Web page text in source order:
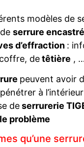
modèles de
serrure
d’effraction :
detêtière ,
peuvent avoir
à
deserrurerie
problème
qu’une